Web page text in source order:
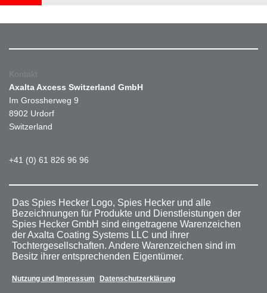
Kontakt
Axalta Axcess Switzerland GmbH
Im Grossherweg 9
8902 Urdorf
Switzerland
+41 (0) 61 826 96 96
Das Spies Hecker Logo, Spies Hecker und alle
Bezeichnungen für Produkte und Dienstleistungen der
Spies Hecker GmbH sind eingetragene Warenzeichen
der Axalta Coating Systems LLC und ihrer
Tochtergesellschaften. Andere Warenzeichen sind im
Besitz ihrer entsprechenden Eigentümer.
Nutzung und Impressum Datenschutzerklärung